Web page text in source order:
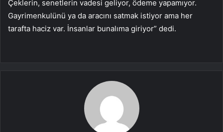
Çeklerin, senetlerin vadesi geliyor, ödeme yapamıyor.
Gayrimenkulünü ya da aracını satmak istiyor ama her
tarafta haciz var. İnsanlar bunalıma giriyor” dedi.